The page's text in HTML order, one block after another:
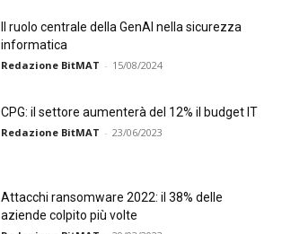
Il ruolo centrale della GenAI nella sicurezza
informatica
Redazione BitMAT - 15/08/2024
CPG: il settore aumenterà del 12% il budget IT
Redazione BitMAT - 23/06/2023
Attacchi ransomware 2022: il 38% delle
aziende colpito più volte